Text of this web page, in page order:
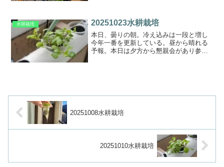
葉が小さく、先端に蕾がで...
水耕栽培 20251023水耕栽培
本日、曇りの朝。冷え込みは一段と増し
今年一番を更新している。昼から晴れる
予報。本日は夕方から懇親会があり参加
20251008水耕栽培
20251010水耕栽培